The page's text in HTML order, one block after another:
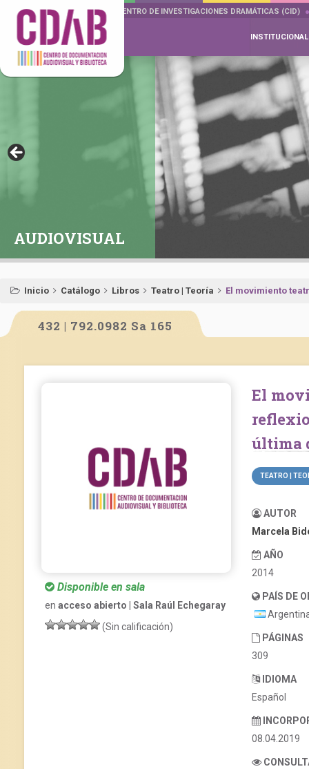
DOCUMENTA DRAMÁTICAS CENTRO DE INVESTIGACIONES DRAMÁTICAS (CID)
INSTITUCIONAL
AUDIOVISUAL
Inicio Catálogo Libros Teatro | Teoría El movimiento
432 | 792.0982 Sa 165
Disponible en sala
en acceso abierto | Sala Raúl Echegaray
(Sin calificación)
El movimiento teatral comunitario argentino:
última
TEATRO |
AUTOR
Marcela
AÑO
2014
PAÍS DE
PÁGINAS
309
IDIOMA
Español
08.04.2019